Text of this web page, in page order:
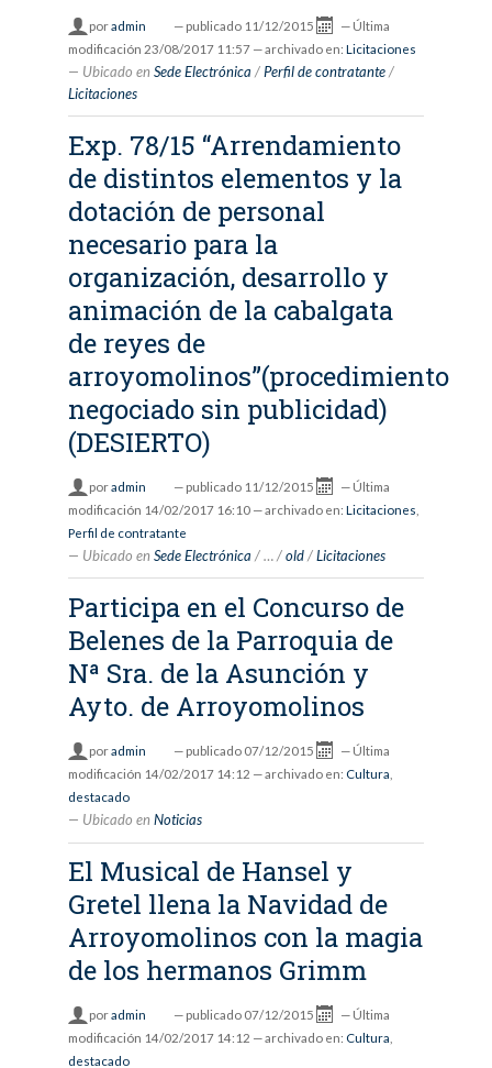
poradmin — publicado 11/12/2015 — Última
modificación 23/08/2017 11:57 — archivado en: Licitaciones
Ubicado en Sede Electrónica /Perfil de contratante /
Licitaciones
Exp. 78/15 “Arrendamiento
de distintos elementos y la
dotación de personal
necesario para la
organización, desarrollo y
animación de la cabalgata
de reyes de
arroyomolinos”(procedimiento
negociado sin publicidad)
(DESIERTO)
poradmin — publicado 11/12/2015 — Última
modificación 14/02/2017 16:10 — archivado en: Licitaciones
Perfil de contratante
Ubicado en Sede Electrónica /…/old /Licitaciones
Participa en el Concurso de
Belenes de la Parroquia de
Nª Sra. de la Asunción y
Ayto. de Arroyomolinos
poradmin — publicado 07/12/2015 — Última
modificación 14/02/2017 14:12 — archivado en: Cultura
destacado
Ubicado en Noticias
El Musical de Hansel y
Gretel llena la Navidad de
Arroyomolinos con la magia
de los hermanos Grimm
poradmin — publicado 07/12/2015 — Última
modificación 14/02/2017 14:12 — archivado en: Cultura
destacado